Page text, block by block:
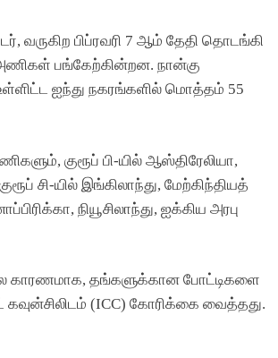
வருகிற பிப்ரவரி 7 ஆம் தேதி தொடங்கி
பங்கேற்கின்றன. நான்கு
ஐந்து நகரங்களில் மொத்தம் 55
குரூப் பி-யில் ஆஸ்திரேலியா,
சி-யில் இங்கிலாந்து, மேற்கிந்தியத்
நியூசிலாந்து, ஐக்கிய அரபு
காரணமாக, தங்களுக்கான போட்டிகளை
கவுன்சிலிடம் (ICC) கோரிக்கை வைத்தது.
அரசியல் இந்தியா
தெரிவித்த அதிர்ச்சி தகவல்!
1 Day Ago